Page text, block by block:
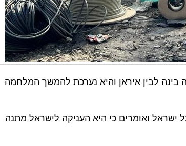
לבין איראן והיא נערכת להמשך המלחמה
ואומרים כי היא העניקה לישראל מתנה